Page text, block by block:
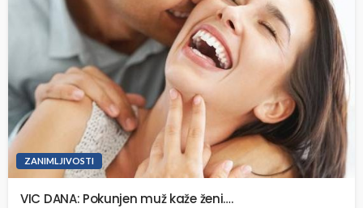
ZANIMLJIVOSTI
VIC DANA: Pokunjen muž kaže ženi….